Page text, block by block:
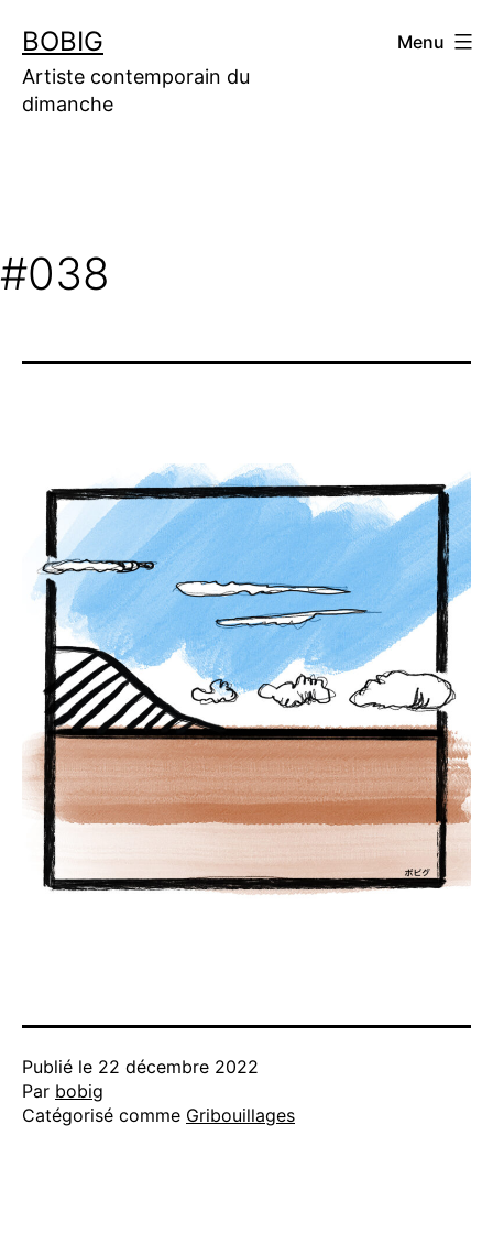
contenu
BOBIG
Artiste contemporain du
dimanche
Menu
#038
Publié le 22 décembre 2022
Par bobig
Catégorisé comme Gribouillages